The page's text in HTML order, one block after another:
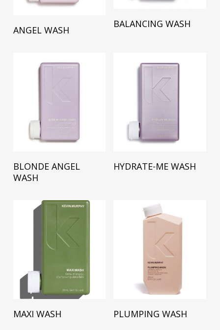
Lees Verder
ANGEL WASH
Lees Verder
BALANCING WASH
Lees Verder
BLONDE ANGEL
WASH
Lees Verder
HYDRATE-ME WASH
Lees Verder
MAXI WASH Lees Verder
PLUMPING WASH